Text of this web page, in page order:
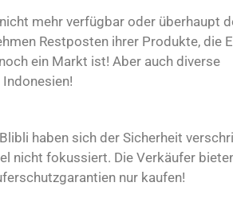
mehr verfügbar oder überhaupt
Restposten ihrer Produkte, die
ein Markt ist! Aber auch diverse
haben sich der Sicherheit
nicht fokussiert. Die Verkäufer
nur kaufen!